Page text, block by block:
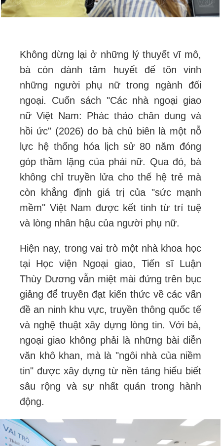
Không dừng lại ở những lý thuyết vĩ mô,
bà còn dành tâm huyết để tôn vinh
những người phụ nữ trong ngành đối
ngoại. Cuốn sách "Các nhà ngoại giao
nữ Việt Nam: Phác thảo chân dung và
hồi ức" (2026) do bà chủ biên là một nỗ
lực hệ thống hóa lịch sử 80 năm đóng
góp thầm lặng của phái nữ. Qua đó, bà
không chỉ truyền lửa cho thế hệ trẻ mà
còn khẳng định giá trị của "sức mạnh
mềm" Việt Nam được kết tinh từ trí tuệ
và lòng nhân hậu của người phụ nữ.
Hiện nay, trong vai trò một nhà khoa học
tại Học viện Ngoại giao, Tiến sĩ Luận
Thùy Dương vẫn miệt mài đứng trên bục
giảng để truyền đạt kiến thức về các vấn
đề an ninh khu vực, truyền thông quốc tế
và nghệ thuật xây dựng lòng tin. Với bà,
ngoại giao không phải là những bài diễn
văn khô khan, mà là "ngôi nhà của niềm
tin" được xây dựng từ nền tảng hiểu biết
sâu rộng và sự nhất quán trong hành
động.